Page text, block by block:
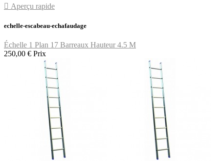
 Aperçu rapide
echelle-escabeau-echafaudage
Échelle 1 Plan 17 Barreaux Hauteur 4.5 M
250,00 € Prix